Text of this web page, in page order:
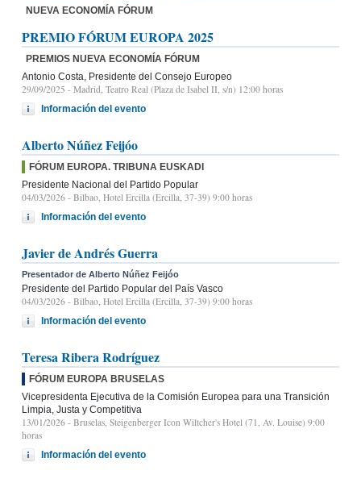
NUEVA ECONOMÍA FÓRUM
PREMIO FÓRUM EUROPA 2025
PREMIOS NUEVA ECONOMÍA FÓRUM
Antonio Costa, Presidente del Consejo Europeo
29/09/2025 - Madrid, Teatro Real (Plaza de Isabel II, s/n) 12:00 horas
Información del evento
Alberto Núñez Feijóo
FÓRUM EUROPA. TRIBUNA EUSKADI
Presidente Nacional del Partido Popular
04/03/2026 - Bilbao, Hotel Ercilla (Ercilla, 37-39) 9:00 horas
Información del evento
Javier de Andrés Guerra
Presentador de Alberto Núñez Feijóo
Presidente del Partido Popular del País Vasco
04/03/2026 - Bilbao, Hotel Ercilla (Ercilla, 37-39) 9:00 horas
Información del evento
Teresa Ribera Rodríguez
FÓRUM EUROPA BRUSELAS
Vicepresidenta Ejecutiva de la Comisión Europea para una Transición
Limpia, Justa y Competitiva
13/01/2026 - Bruselas, Steigenberger Icon Wiltcher's Hotel (71, Av. Louise) 9:00
horas
Información del evento